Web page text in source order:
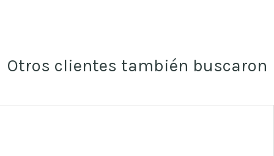
Otros clientes también buscaron